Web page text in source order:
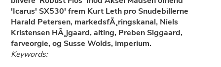
'Icarus' SX530' frem Kurt Leth pro Snudebillerne
Harald Petersen, markedsfÃ¸ringskanal, Niels
Kristensen HÃ¸jgaard, alting, Preben Siggaard,
farveorgie, og Susse Wolds, imperium.
Keywords: